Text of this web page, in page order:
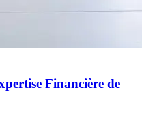
Financière de